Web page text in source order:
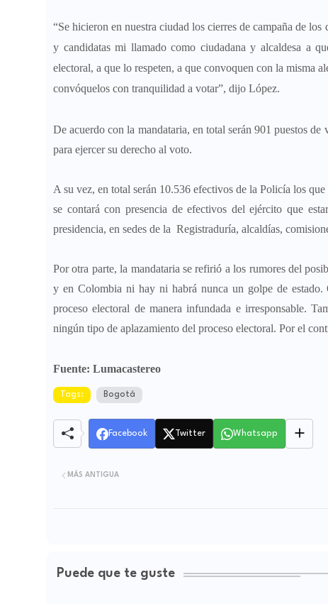
“Se hicieron en nuestra ciudad los cierres de campaña de
y candidatas mi llamado como ciudadana y alcaldesa a
electoral, a que lo respeten, a que convoquen con la misma
convóquelos con tranquilidad a votar”, dijo López.
De acuerdo con la mandataria, en total serán 901 puestos
para ejercer su derecho al voto.
A su vez, en total serán 10.536 efectivos de la Policía los
se contará con presencia de efectivos del ejército que
presidencia, en sedes de la Registraduría, alcaldías,
Por otra parte, la mandataria se refirió a los rumores del
y en Colombia ni hay ni habrá nunca un golpe de estado.
proceso electoral de manera infundada e irresponsable.
ningún tipo de aplazamiento del proceso electoral. Por el
Fuente: Lumacastereo
Tags: Bogotá
Facebook Twitter Whatsapp
MÁS ANTIGUA
Puede que te guste